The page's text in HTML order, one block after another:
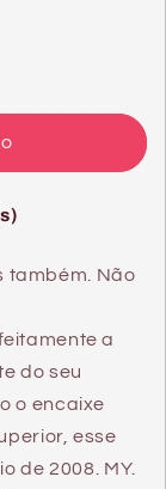
também. Não
a
do seu
o encaixe
esse
de 2008. MY.